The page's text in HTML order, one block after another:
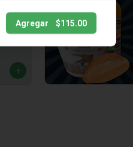
Agregar $115.00